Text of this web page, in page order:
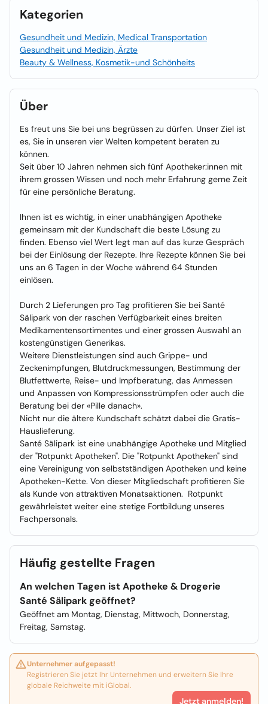
Kategorien
Gesundheit und Medizin, Medical Transportation
Gesundheit und Medizin, Ärzte
Beauty & Wellness, Kosmetik-und Schönheits
Über
Es freut uns Sie bei uns begrüssen zu dürfen. Unser Ziel ist
es, Sie in unseren vier Welten kompetent beraten zu
können.
Seit über 10 Jahren nehmen sich fünf Apotheker:innen mit
ihrem grossen Wissen und noch mehr Erfahrung gerne Zeit
für eine persönliche Beratung.
Ihnen ist es wichtig, in einer unabhängigen Apotheke
gemeinsam mit der Kundschaft die beste Lösung zu
finden. Ebenso viel Wert legt man auf das kurze Gespräch
bei der Einlösung der Rezepte. Ihre Rezepte können Sie bei
uns an 6 Tagen in der Woche während 64 Stunden
einlösen.
Durch 2 Lieferungen pro Tag profitieren Sie bei Santé
Sälipark von der raschen Verfügbarkeit eines breiten
Medikamentensortimentes und einer grossen Auswahl an
kostengünstigen Generikas.
Weitere Dienstleistungen sind auch Grippe- und
Zeckenimpfungen, Blutdruckmessungen, Bestimmung der
Blutfettwerte, Reise- und Impfberatung, das Anmessen
und Anpassen von Kompressionsstrümpfen oder auch die
Beratung bei der «Pille danach».
Nicht nur die ältere Kundschaft schätzt dabei die Gratis-
Hauslieferung.​
Santé Sälipark ist eine unabhängige Apotheke und Mitglied
der "Rotpunkt Apotheken". Die "Rotpunkt Apotheken" sind
eine Vereinigung von selbstständigen Apotheken und keine
Apotheken-Kette. Von dieser Mitgliedschaft profitieren Sie
als Kunde von attraktiven Monatsaktionen. Rotpunkt
gewährleistet weiter eine stetige Fortbildung unseres
Fachpersonals.
Häufig gestellte Fragen
An welchen Tagen ist Apotheke & Drogerie
Santé Sälipark geöffnet?
Geöffnet am Montag, Dienstag, Mittwoch, Donnerstag,
Freitag, Samstag.
Unternehmer aufgepasst!
Registrieren Sie jetzt Ihr Unternehmen und erweitern Sie Ihre
globale Reichweite mit iGlobal.
Jetzt anmelden!